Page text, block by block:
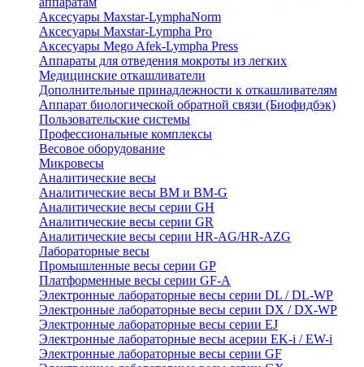
Аксесуары Maxstar-LymphaNorm
Аксесуары Maxstar-Lympha Pro
Аксесуары Mego Afek-Lympha Press
Аппараты для отведения мокроты из легких
Медицинские откашливатели
Дополнительные принадлежности к откашливателям
Аппарат биологической обратной связи (Биофидбэк)
Пользовательские системы
Профессиональные комплексы
Весовое оборудование
Микровесы
Аналитические весы
Аналитические весы BM и BM-G
Аналитические весы серии GH
Аналитические весы серии GR
Аналитические весы серии HR-AG/HR-AZG
Лабораторные весы
Промышленные весы серии GP
Платформенные весы серии GF-A
Электронные лабораторные весы серии DL / DL-WP
Электронные лабораторные весы серии DX / DX-WP
Электронные лабораторные весы серии EJ
Электронные лабораторные весы aсерии EK-i / EW-i
Электронные лабораторные весы серии GF